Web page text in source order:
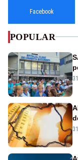
Facebook
POPULAR